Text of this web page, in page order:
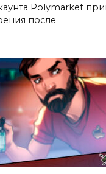
Polymarket
после